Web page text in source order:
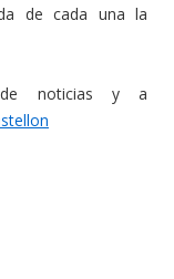
de cada una la
noticias y a